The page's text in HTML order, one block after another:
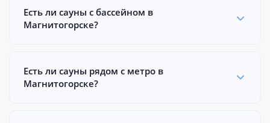
Есть ли сауны с бассейном в
Магнитогорске?
Есть ли сауны рядом с метро в
Магнитогорске?